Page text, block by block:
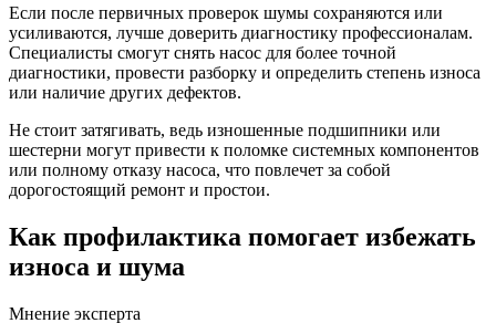
Если после первичных проверок шумы сохраняются или
усиливаются, лучше доверить диагностику профессионалам.
Специалисты смогут снять насос для более точной
диагностики, провести разборку и определить степень износа
или наличие других дефектов.
Не стоит затягивать, ведь изношенные подшипники или
шестерни могут привести к поломке системных компонентов
или полному отказу насоса, что повлечет за собой
дорогостоящий ремонт и простои.
Как профилактика помогает избежать
износа и шума
Мнение эксперта